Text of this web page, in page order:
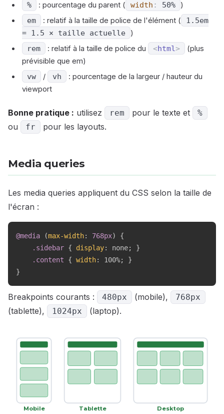
% : pourcentage du parent ( width : 50% )
em : relatif à la taille de police de l'élément (
1.5em
= 1.5 × taille actuelle
)
rem : relatif à la taille de police du <html>
(plus
prévisible que em)
vw / vh
: pourcentage de la largeur / hauteur du
viewport
Bonne pratique : utilisez rem pour le texte et %
ou fr pour les layouts.
Media queries
Les media queries appliquent du CSS selon la taille de
l'écran :
@media (max-width: 768px)
{
.sidebar { display: none;
}
.content
{ width: 100%;
}
}
Breakpoints courants : 480px (mobile), 768px
(tablette), 1024px (laptop).
Mobile Tablette Desktop